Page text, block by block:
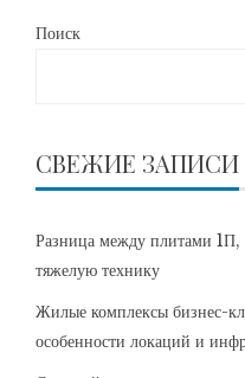
Поиск
СВЕЖИЕ ЗАПИСИ
Разница между плитами
тяжелую технику
Жилые комплексы бизнес-
особенности локаций и